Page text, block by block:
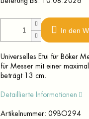
In den
Universelles Etui für Böker
für Messer mit einer
beträgt 13 cm.
Detaillierte Informationen
Artikelnummer: 09BO294